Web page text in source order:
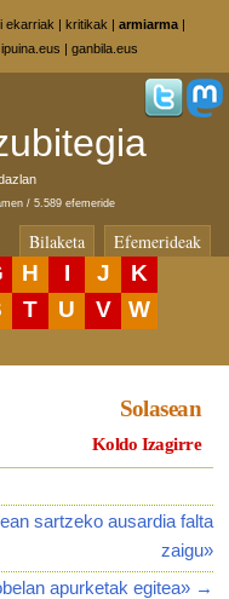
ekarriak | kritikak | armiarma |
ipuina.eus | ganbila.eus
/ 5.589 efemeride
Bilaketa Efemerideak
H I J
K
T U V
W
Solasean
Koldo Izagirre
sartzeko ausardia falta
zaigu»
apurketak egitea» →